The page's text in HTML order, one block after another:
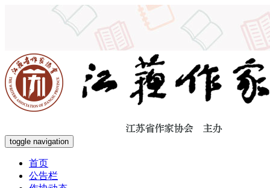
toggle navigation
首页
公告栏